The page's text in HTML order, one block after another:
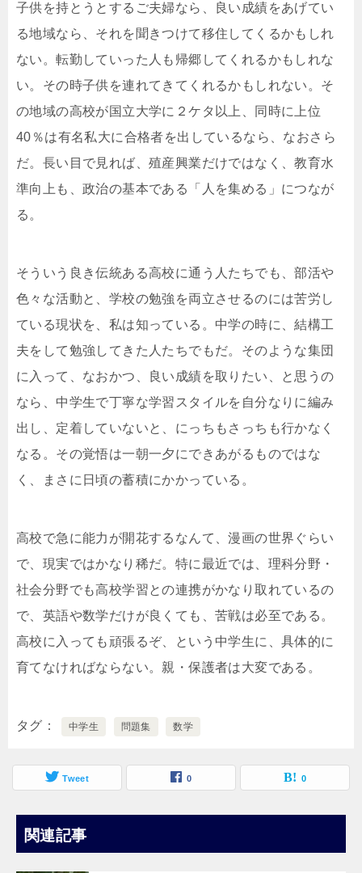
子供を持とうとするご夫婦なら、良い成績をあげてい
る地域なら、それを聞きつけて移住してくるかもしれ
ない。転勤していった人も帰郷してくれるかもしれな
い。その時子供を連れてきてくれるかもしれない。そ
の地域の高校が国立大学に２ケタ以上、同時に上位
40％は有名私大に合格者を出しているなら、なおさら
だ。長い目で見れば、殖産興業だけではなく、教育水
準向上も、政治の基本である「人を集める」につなが
る。
そういう良き伝統ある高校に通う人たちでも、部活や
色々な活動と、学校の勉強を両立させるのには苦労し
ている現状を、私は知っている。中学の時に、結構工
夫をして勉強してきた人たちでもだ。そのような集団
に入って、なおかつ、良い成績を取りたい、と思うの
なら、中学生で丁寧な学習スタイルを自分なりに編み
出し、定着していないと、にっちもさっちも行かなく
なる。その覚悟は一朝一夕にできあがるものではな
く、まさに日頃の蓄積にかかっている。
高校で急に能力が開花するなんて、漫画の世界ぐらい
で、現実ではかなり稀だ。特に最近では、理科分野・
社会分野でも高校学習との連携がかなり取れているの
で、英語や数学だけが良くても、苦戦は必至である。
高校に入っても頑張るぞ、という中学生に、具体的に
育てなければならない。親・保護者は大変である。
タグ 中学生 問題集 数学
Tweet 0 0
関連記事